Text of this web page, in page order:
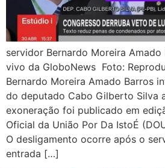
servidor Bernardo Moreira Amado
vivo da GloboNews Foto:
Bernardo Moreira Amado Barros
do deputado Cabo Gilberto Silva
exoneração foi publicado em
Oficial da União Por Da IstoÉ
O desligamento ocorre após o
entrada […]